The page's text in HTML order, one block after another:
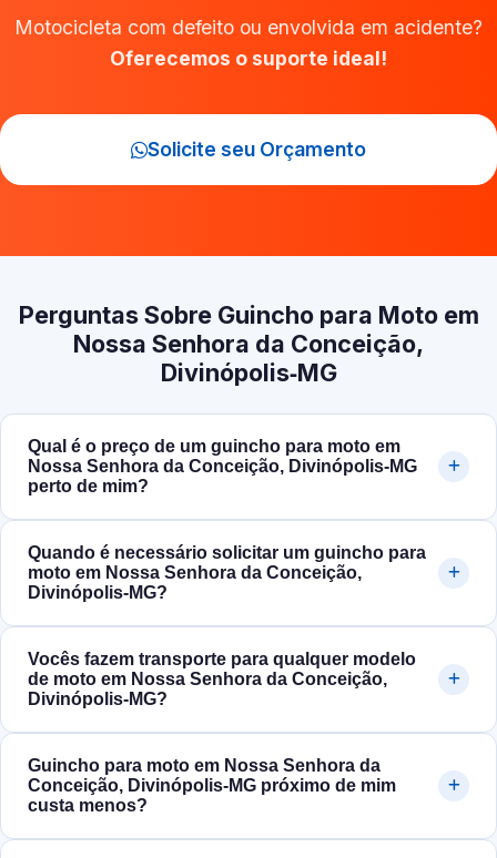
Motocicleta com defeito ou envolvida em acidente?
Oferecemos o suporte ideal!
Solicite seu Orçamento
Perguntas Sobre Guincho para Moto em
Nossa Senhora da Conceição,
Divinópolis‑MG
Qual é o preço de um guincho para moto em
Nossa Senhora da Conceição, Divinópolis‑MG
perto de mim?
Quando é necessário solicitar um guincho para
moto em Nossa Senhora da Conceição,
Divinópolis‑MG?
Vocês fazem transporte para qualquer modelo
de moto em Nossa Senhora da Conceição,
Divinópolis‑MG?
Guincho para moto em Nossa Senhora da
Conceição, Divinópolis‑MG próximo de mim
custa menos?